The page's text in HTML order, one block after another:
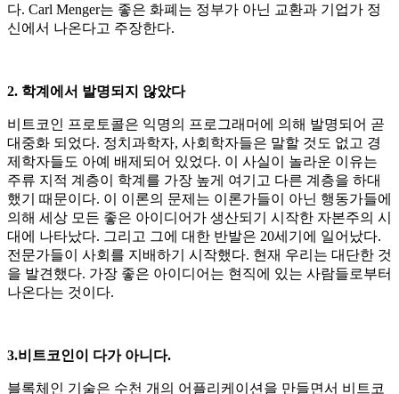
다. Carl Menger는 좋은 화폐는 정부가 아닌 교환과 기업가 정
신에서 나온다고 주장한다.
2. 학계에서 발명되지 않았다
비트코인 프로토콜은 익명의 프로그래머에 의해 발명되어 곧
대중화 되었다. 정치과학자, 사회학자들은 말할 것도 없고 경
제학자들도 아예 배제되어 있었다. 이 사실이 놀라운 이유는
주류 지적 계층이 학계를 가장 높게 여기고 다른 계층을 하대
했기 때문이다. 이 이론의 문제는 이론가들이 아닌 행동가들에
의해 세상 모든 좋은 아이디어가 생산되기 시작한 자본주의 시
대에 나타났다. 그리고 그에 대한 반발은 20세기에 일어났다.
전문가들이 사회를 지배하기 시작했다. 현재 우리는 대단한 것
을 발견했다. 가장 좋은 아이디어는 현직에 있는 사람들로부터
나온다는 것이다.
3.비트코인이 다가 아니다.
블록체인 기술은 수천 개의 어플리케이션을 만들면서 비트코